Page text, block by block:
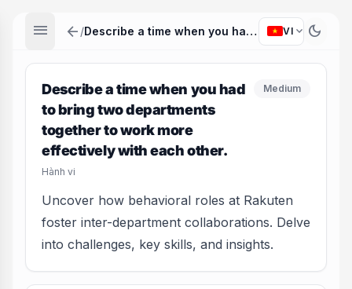
menu arrow_back / Describe a time when you had to bring two departments together to work more effectively with each other. VI expand_more dark_mode
Describe a time when you had
to bring two departments
together to work more
effectively with each other.
Hành vi
Medium
Uncover how behavioral roles at Rakuten
foster inter-department collaborations. Delve
into challenges, key skills, and insights.